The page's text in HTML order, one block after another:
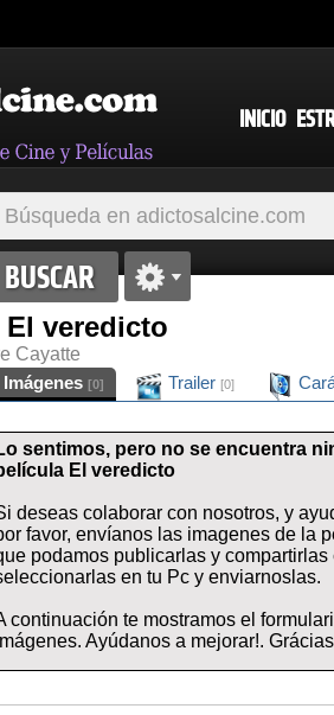
INICIO
El veredicto
Cayatte
Imágenes [0] Trailer [0]
sentimos, pero no se encuentra
El veredicto
deseas colaborar con nosotros, y
favor, envíanos las imagenes de la
podamos publicarlas y
en tu Pc y enviarnoslas.
continuación te mostramos el
Ayúdanos a mejorar!.